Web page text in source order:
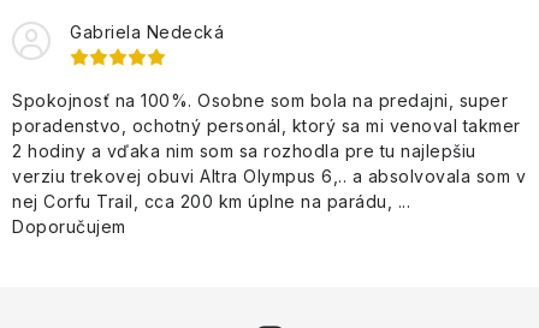
Gabriela Nedecká
Spokojnosť na 100%. Osobne som bola na predajni, super
poradenstvo, ochotný personál, ktorý sa mi venoval takmer
2 hodiny a vďaka nim som sa rozhodla pre tu najlepšiu
verziu trekovej obuvi Altra Olympus 6,.. a absolvovala som v
nej Corfu Trail, cca 200 km úplne na parádu, ...
Doporučujem